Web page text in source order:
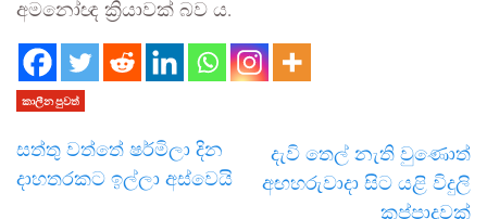
අමනෝඥ ක්‍රියාවක් බව ය.
කාලීන පුවත්
සත්තු වත්තේ ෂර්මිලා දින
දාහතරකට ඉල්ලා අස්වෙයි
දැවි තෙල් නැති වුණොත්
අඟහරුවාදා සිට යළි විදුලි
කප්පාදුවක්